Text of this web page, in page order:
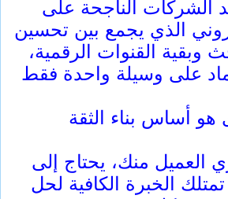
الشركات الناجحة على
الذي يجمع بين تحسين
وبقية القنوات الرقمية،
هو أساس بناء الثقة
العميل منك، يحتاج إلى
الخبرة الكافية لحل